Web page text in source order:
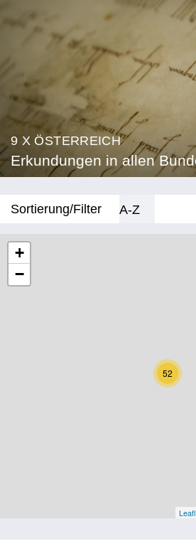
9 X ÖSTERREICH
Erkundungen in allen
Sortierung/Filter
A-Z
Vorarlberg
52
+
−